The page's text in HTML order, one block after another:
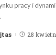
pracy i
28